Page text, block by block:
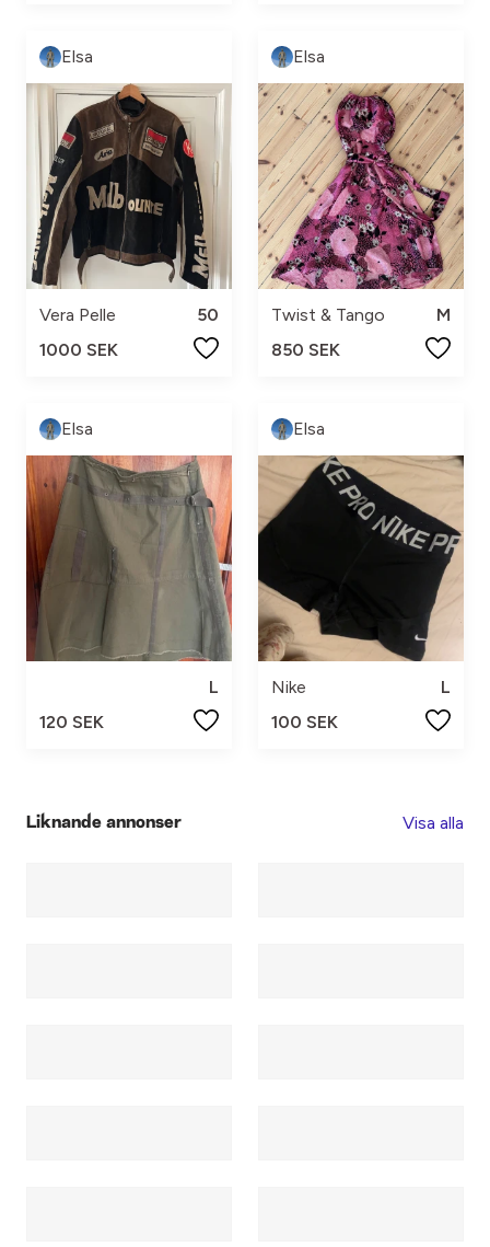
Elsa
Vera Pelle
50
1000 SEK
Elsa
Twist & Tango
M
850 SEK
Elsa
L
120 SEK
Elsa
Nike
L
100 SEK
Liknande annonser Visa alla